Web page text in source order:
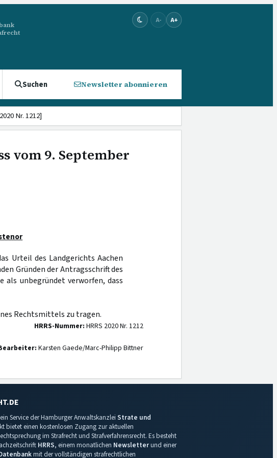
A- A+
Suchen Newsletter abonnieren
Nr. 1212]
vom 9. September
Urteil des Landgerichts Aachen
Gründen der Antragsschrift des
als unbegründet verworfen, dass
Rechtsmittels zu tragen.
HRRS-Nummer: HRRS 2020 Nr. 1212
Karsten Gaede/Marc-Philipp Bittner
Service der Hamburger Anwaltskanzlei Strate und
bietet einen kostenlosen Zugang zur aktuellen
im Strafrecht und Strafverfahrensrecht. Es besteht
HRRS, einem monatlichen Newsletterund einer
mit der vollständigen strafrechtlichen